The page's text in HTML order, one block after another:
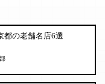
都の老舗名店6選